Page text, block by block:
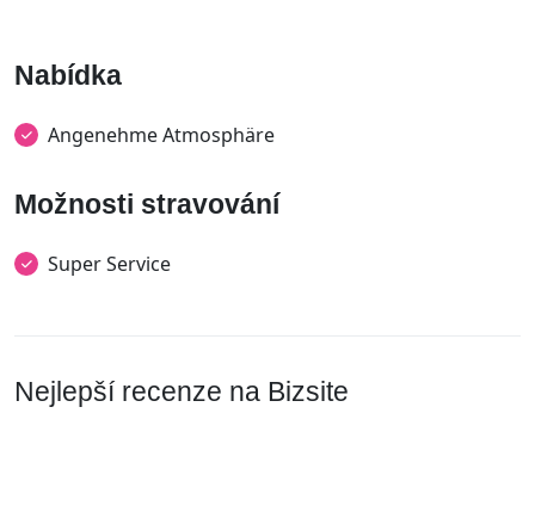
Nabídka
Angenehme Atmosphäre
Možnosti stravování
Super Service
Nejlepší recenze na Bizsite